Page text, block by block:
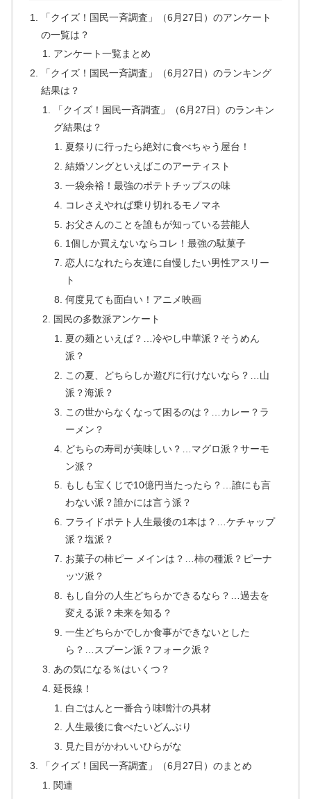
「クイズ！国民一斉調査」（6月27日）のアンケート
の一覧は？
アンケート一覧まとめ
「クイズ！国民一斉調査」（6月27日）のランキング
結果は？
「クイズ！国民一斉調査」（6月27日）のランキン
グ結果は？
夏祭りに行ったら絶対に食べちゃう屋台！
結婚ソングといえばこのアーティスト
一袋余裕！最強のポテトチップスの味
コレさえやれば乗り切れるモノマネ
お父さんのことを誰もが知っている芸能人
1個しか買えないならコレ！最強の駄菓子
恋人になれたら友達に自慢したい男性アスリー
ト
何度見ても面白い！アニメ映画
国民の多数派アンケート
夏の麺といえば？…冷やし中華派？そうめん
派？
この夏、どちらしか遊びに行けないなら？…山
派？海派？
この世からなくなって困るのは？…カレー？ラ
ーメン？
どちらの寿司が美味しい？…マグロ派？サーモ
ン派？
もしも宝くじで10億円当たったら？…誰にも言
わない派？誰かには言う派？
フライドポテト人生最後の1本は？…ケチャップ
派？塩派？
お菓子の柿ピー メインは？…柿の種派？ピーナ
ッツ派？
もし自分の人生どちらかできるなら？…過去を
変える派？未来を知る？
一生どちらかでしか食事ができないとした
ら？…スプーン派？フォーク派？
あの気になる％はいくつ？
延長線！
白ごはんと一番合う味噌汁の具材
人生最後に食べたいどんぶり
見た目がかわいいひらがな
「クイズ！国民一斉調査」（6月27日）のまとめ
関連